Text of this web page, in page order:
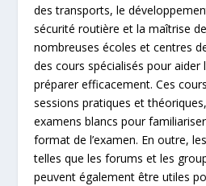
des transports, le
sécurité routière et la maîtrise
nombreuses écoles et centres
des cours spécialisés pour aider
préparer efficacement. Ces
sessions pratiques et
examens blancs pour
format de l’examen. En outre,
telles que les forums et les
peuvent également être utiles